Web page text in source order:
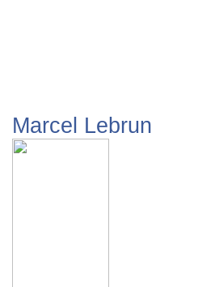
Marcel Lebrun